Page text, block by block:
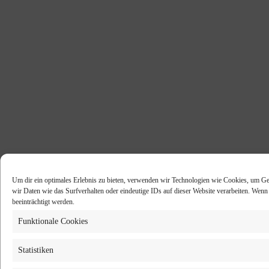
Um dir ein optimales Erlebnis zu bieten, verwenden wir Technologien wie Cookies, um
wir Daten wie das Surfverhalten oder eindeutige IDs auf dieser Website verarbeiten.
beeinträchtigt werden.
Funktionale Cookies
Statistiken